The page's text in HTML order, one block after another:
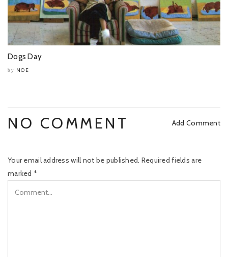
Dogs Day
by NOE
NO COMMENT Add Comment
Your email address will not be published. Required fields are
marked *